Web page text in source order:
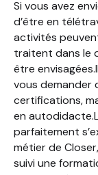
Si vous avez
d’être en
activités
traitent dans le
être
vous demander
certifications,
en
parfaitement
métier de
suivi une